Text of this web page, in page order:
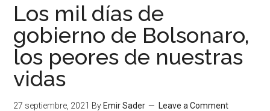
Los mil días de
gobierno de Bolsonaro,
los peores de nuestras
vidas
27 septiembre, 2021 By Emir Sader Leave a Comment